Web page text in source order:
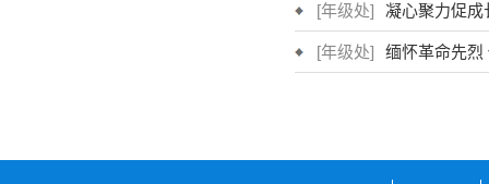
[年级处] 凝心聚力促
[年级处] 缅怀革命先